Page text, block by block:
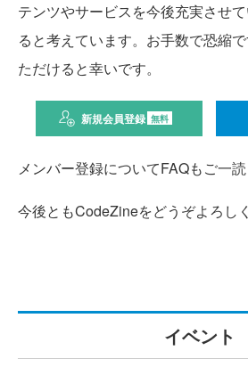
テンツやサービスを今後充実させ
ると考えています。お手数で恐縮
ただけると幸いです。
新規会員登録 無料
メンバー登録についてFAQもご一読
今後ともCodeZineをどうぞよろし
イベント